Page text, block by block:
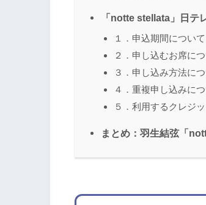
「notte stellata」日テ
１．申込期間について
２．申し込むお席に
３．申し込み方法に
４．重複申し込みに
５．利用するクレジ
まとめ：羽生結弦「